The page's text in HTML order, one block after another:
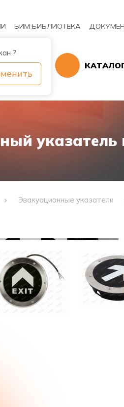
?
БИМ БИБЛИОТЕКА
указатель
Эвакуационные указатели